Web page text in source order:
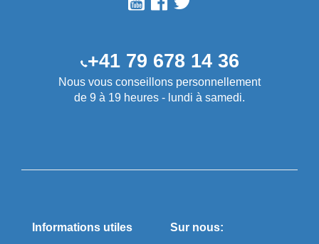
+41 79 678 14 36
Nous vous conseillons personnellement
de 9 à 19 heures - lundi à samedi.
Informations utiles Sur nous: